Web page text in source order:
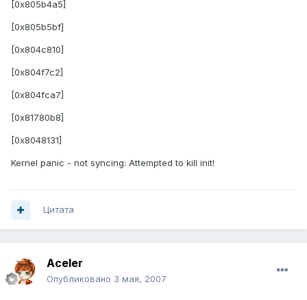
[0x805b4a5]
[0x805b5bf]
[0x804c810]
[0x804f7c2]
[0x804fca7]
[0x81780b8]
[0x8048131]
Kernel panic - not syncing: Attempted to kill init!
Цитата
Aceler
Опубликовано 3 мая, 2007